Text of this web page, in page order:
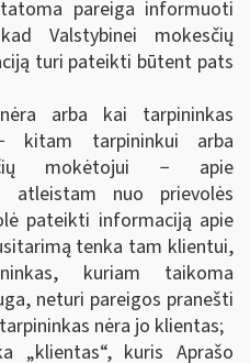
pareiga informuoti
Valstybinei mokesčių
turi pateikti būtent pats
arba kai tarpininkas
kitam tarpininkui arba
mokėtojui − apie
atleistam nuo prievolės
pateikti informaciją apie
tenka tam klientui,
kuriam taikoma
neturi pareigos pranešti
nėra jo klientas;
„klientas“, kuris Aprašo